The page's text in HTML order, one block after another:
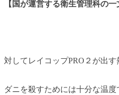
【国が運営する衛生管理科の一
対してレイコップPRO２が出す
ダニを殺すためには十分な温度